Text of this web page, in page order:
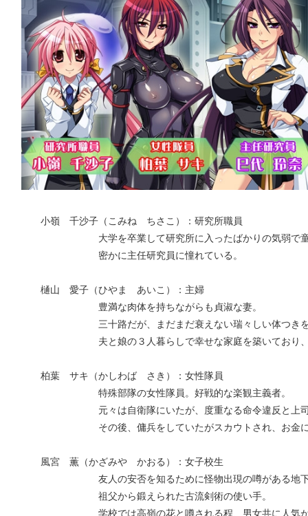
小嶺 千沙子（こみね ちさこ）：研究所職員
大学を卒業して研究所に入ったばかりの気弱で童
密かに主任研究員に憧れている。
樋山 愛子（ひやま あいこ）：主婦
豊満な肉体を持ちながらも貞淑な妻。
三十路だが、まだまだ衰えない瑞々しい体つきを
夫と娘の３人暮らしで幸せな家庭を築いており、周
柏葉 サキ（かしわば さき）：女性隊員
特殊部隊の女性隊員。好戦的な楽観主義者。
元々は自衛隊にいたが、度重なる命令違反と上司へ
その後、傭兵をしていたがスカウトされ、お金に釣
風宮 薫（かざみや かおる）：女子校生
友人の安否を知るために怪物出現の噂がある地下街
祖父から鍛えられた古流剣術の使い手。
学校では高嶺の花と噂される程、男女共に人気があ